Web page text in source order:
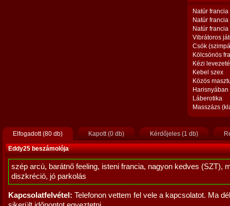
Natúr francia
Natúr
Natúr
Vibrátoros
Csók
Kölcsönös
Kézi
Kebel szex
Közös
Harisnyában
Láberotika
Masszázs
Elfogadott (80 db) Kapott (0 db) Kérdőjeles (1 db)
Eddy25 beszámolója
szép arcú, barátnő feeling, isteni francia, nagyon kedves (SZT),
diszkréció, jó parkolás
Kapcsolatfelvétel: Telefonon vettem fel vele a kapcsolatot. Ma